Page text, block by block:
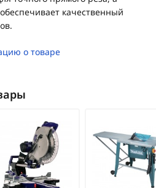
качественный
о товаре